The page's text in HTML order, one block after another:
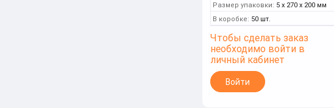
Размер упаковки: 5 x 270 x 200 мм
В коробке: 50 шт.
Чтобы сделать заказ
необходимо войти в
личный кабинет
Войти